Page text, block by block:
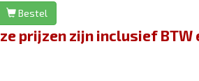
Bestel
prijzen zijn inclusief